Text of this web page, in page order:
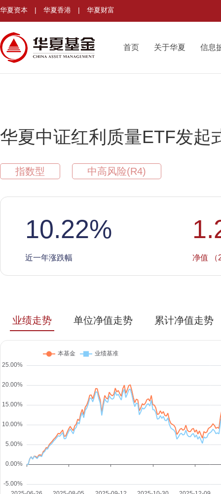
华夏资本 | 华夏香港 | 华夏财富
首页 关于华夏 信息
华夏中证红利质量ETF发起
指数型 中高风险(R4)
10.22%
近一年涨跌幅 净值 （
业绩走势 单位净值走势 累计净值走势